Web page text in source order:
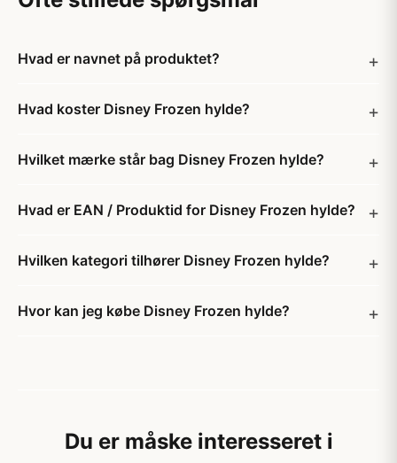
Hvad er navnet på produktet?
Hvad koster Disney Frozen hylde?
Hvilket mærke står bag Disney Frozen hylde?
Hvad er EAN / Produktid for Disney Frozen hylde?
Hvilken kategori tilhører Disney Frozen hylde?
Hvor kan jeg købe Disney Frozen hylde?
Du er måske interesseret i